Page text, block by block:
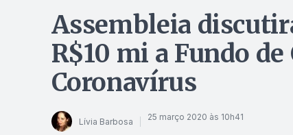
Assembleia
R$10 mi a Fundo
Coronavírus
Lívia Barbosa 25 março 2020 às 10h41